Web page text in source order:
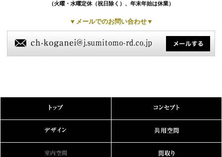
（火曜・水曜定休（祝日除く）、年末年始は休業）
▼メールでのお問い合わせ▼